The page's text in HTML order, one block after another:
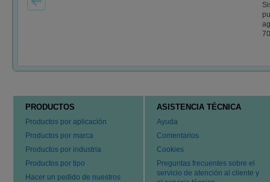
PRODUCTOS
Productos por aplicación
Productos por marca
Productos por industria
Productos por tipo
Hacer un pedido de nuestros
ASISTENCIA TÉCNICA
Ayuda
Comentarios
Cookies
Preguntas frecuentes sobre el
servicio de atención al cliente y